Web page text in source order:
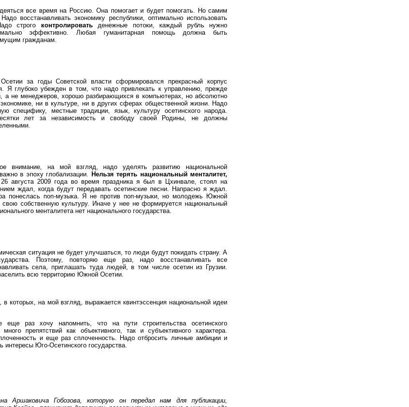
все время на Россию. Она помогает и будет помогать. Но самим
восстанавливать экономику республики, оптимально использовать
строго контролироватьденежные потоки, каждый рубль нужно
эффективно. Любая гуманитарная помощь должна быть
гражданам.
за годы Советской власти сформировался прекрасный корпус
Я глубоко убежден в том, что надо привлекать к управлению, прежде
а не менеджеров, хорошо разбирающихся в компьютерах, но абсолютно
ни в культуре, ни в других сферах общественной жизни. Надо
специфику, местные традиции, язык, культуру осетинского народа.
лет за независимость и свободу своей Родины, не должны
внимание, на мой взгляд, надо уделять развитию национальной
в эпоху глобализации.
Нельзя терять национальный менталитет,
августа 2009 года во время праздника я был в Цхинвале, стоял на
ждал, когда будут передавать осетинские песни. Напрасно я ждал.
понеслась поп-музыка. Я не против поп-музыки, но молодежь Южной
собственную культуру. Иначе у нее не формируется национальный
менталитета нет национального государства.
ситуация не будет улучшаться, то люди будут покидать страну. А
Поэтому, повторяю еще раз, надо восстанавливать все
села, приглашать туда людей, в том числе осетин из Грузии.
всю территорию Южной Осетии.
в которых, на мой взгляд, выражается квинтэссенция национальной идеи
еще раз хочу напомнить, что на пути строительства осетинского
много препятствий как объективного, так и субъективного характера.
и еще раз сплоченность. Надо отбросить личные амбиции и
интересы Юго-Осетинского государства.
Аршаковича Гобозова, которую он передал нам для публикации,